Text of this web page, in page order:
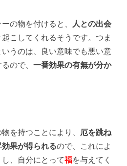
の物を付けると、
人との出会
起こしてくれるそうです。つま
うのは、良い意味でも悪い意
るので、一番効果の有無が分か
を持つことにより、 厄を跳ね
効果が得られるので、これによ
、自分にとって福を与えてく